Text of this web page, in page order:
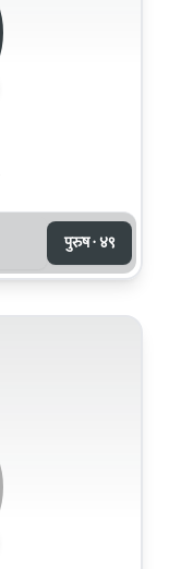
पुरुष · ४९